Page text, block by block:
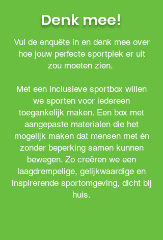
Denk mee!
Vul de enquête in en denk mee over
hoe jouw perfecte sportplek er uit
zou moeten zien.
Met een inclusieve sportbox willen
we sporten voor iedereen
toegankelijk maken. Een box met
aangepaste materialen die het
mogelijk maken dat mensen met én
zonder beperking samen kunnen
bewegen. Zo creëren we een
laagdrempelige, gelijkwaardige en
inspirerende sportomgeving, dicht bij
huis.